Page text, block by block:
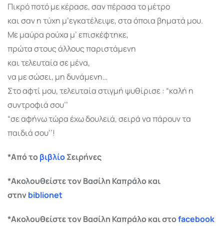
Πικρό ποτό με κέρασε, σαν πέρασα το μέτρο
και σαν η τύχη μ’εγκατέλειψε, στα όποια βηματά μου.
Με μαύρα ρούχα μ’ επισκέφτηκε,
πρώτα στους άλλους παριστάμενη
και τελευταία σε μένα,
να με σώσει, μη δυνάμενη…
Στο αφτί μου, τελευταία στιγμή ψυθίρισε : “καλή η
συντροφιά σου’’
“σε αφήνω τώρα έχω δουλειά, σειρά να πάρουν τα
παιδιά σου’’!
*Από τοβιβλίοΣειρήνες
*Ακολουθείστε τον Βασίλη Καπράλο και
στηνbiblionet
*Ακολουθείστε τον Βασίλη Καπράλο και στοfacebook